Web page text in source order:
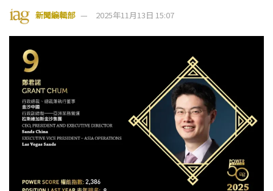
新聞編輯部 2025年11月13日 15:07